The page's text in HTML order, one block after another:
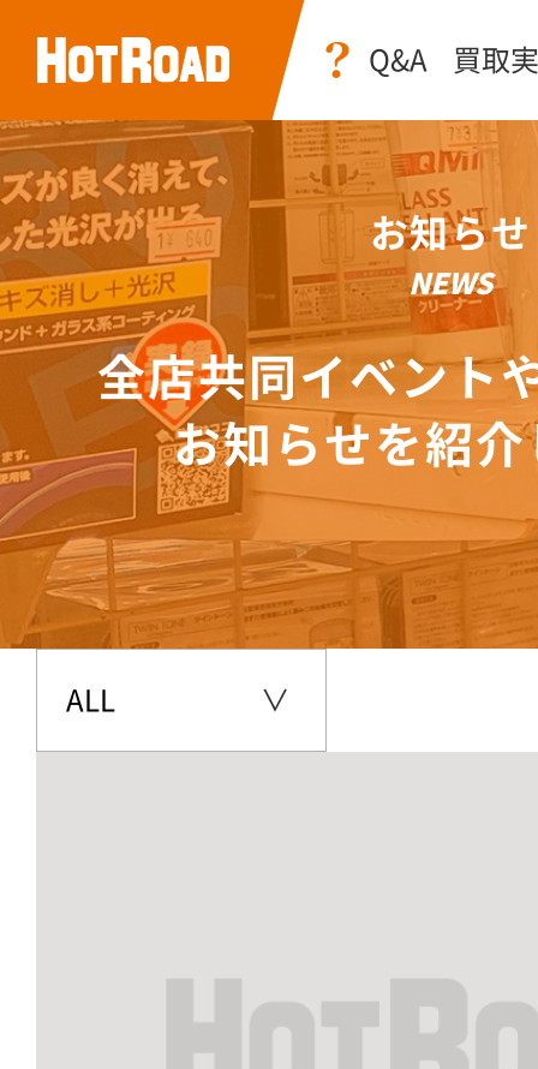
Q&A 買取
お知らせ
NEWS
全店共同イベント
お知らせを紹